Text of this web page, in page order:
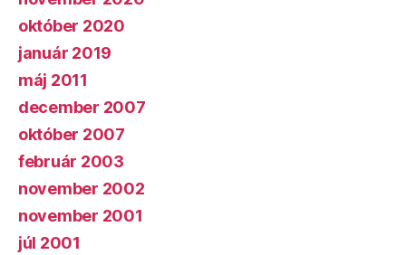
október 2020
január 2019
máj 2011
december 2007
október 2007
február 2003
november 2002
november 2001
júl 2001